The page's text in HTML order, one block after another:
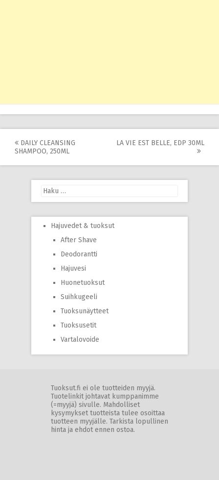
Post
navigation
DAILY CLEANSING
SHAMPOO, 250ML
LA VIE EST BELLE, EDP 30ML
Haku:
Hajuvedet & tuoksut
After Shave
Deodorantti
Hajuvesi
Huonetuoksut
Suihkugeeli
Tuoksunäytteet
Tuoksusetit
Vartalovoide
Tuoksut.fi ei ole tuotteiden myyjä.
Tuotelinkit johtavat kumppanimme
(=myyjä) sivulle. Mahdolliset
kysymykset tuotteista tulee osoittaa
tuotteen myyjälle. Tarkista lopullinen
hinta ja ehdot ennen ostoa.